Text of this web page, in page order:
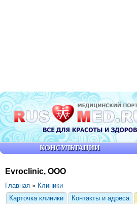
Evroclinic, ООО
Главная » Клиники
Карточка клиники
Контакты и адреса
КОНСУЛЬТАЦИИ